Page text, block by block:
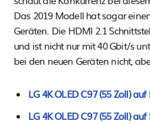
Das 2019 Modell hat sogar
Geräten. Die HDMI 2.1
und ist nicht nur mit 40 Gbit/s
bei den neuen Geräten nicht,
LG 4K OLED C97 (55 Zoll)
LG 4K OLED C97 (55 Zoll)